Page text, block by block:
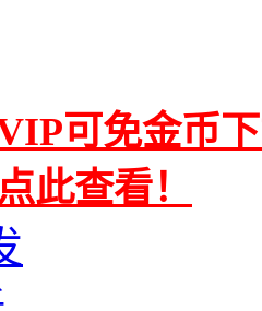
VIP可免金币
此查看！